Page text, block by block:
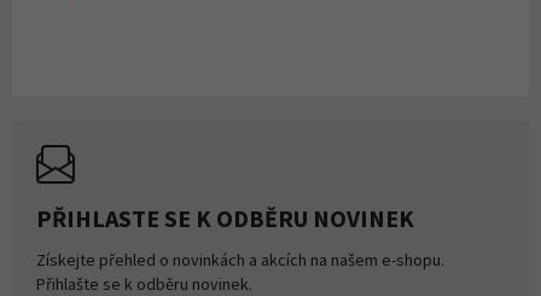
PŘIHLASTE SE K ODBĚRU NOVINEK
Získejte přehled o novinkách a akcích na našem e-shopu.
Přihlašte se k odběru novinek.